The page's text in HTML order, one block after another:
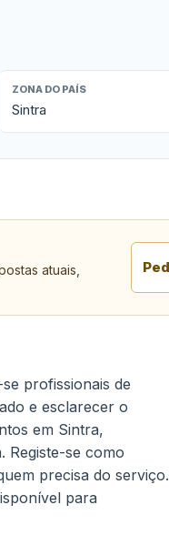
ZONA DO PAÍS
Sintra
atuais,
profissionais de
e esclarecer o
em Sintra,
Registe-se como
precisa do serviço.
para